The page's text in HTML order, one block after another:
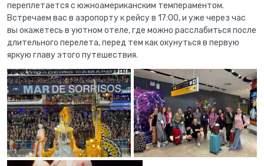
переплетается с южноамериканским темпераментом.
Встречаем вас в аэропорту к рейсу в 17:00, и уже через час
вы окажетесь в уютном отеле, где можно расслабиться после
длительного перелета, перед тем как окунуться в первую
яркую главу этого путешествия.